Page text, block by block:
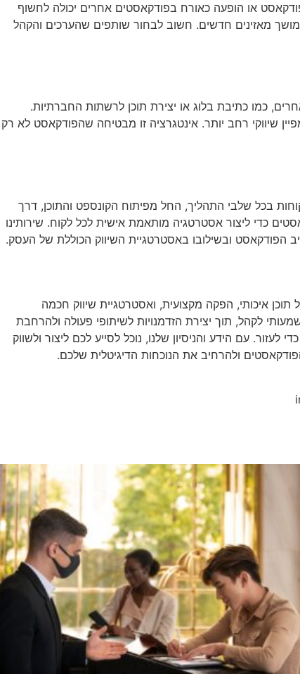
או הופעה כאורח בפודקאסטים אחרים יכולה לחשוף
מאזינים חדשים. חשוב לבחור שותפים שהערכים והקהל
כמו כתיבת בלוג או יצירת תוכן לרשתות החברתיות.
שיווקי רחב יותר. אינטגרציה זו מבטיחה שהפודקאסט לא רק
בכל שלבי התהליך, החל מפיתוח הקונספט והתוכן, דרך
כדי ליצור אסטרטגיה מותאמת אישית לכל לקוח. שירותינו
הפודקאסט ובשילובו באסטרטגיית השיווק הכוללת של העסק.
איכותי, הפקה מקצועית, ואסטרטגיית שיווק חכמה
לקהל, תוך יצירת הזדמנויות לשיתופי פעולה ולהרחבת
לעזור. עם הידע והניסיון שלנו, נוכל לסייע לכם ליצור ולשווק
ולהרחיב את הנוכחות הדיגיטלית שלכם.